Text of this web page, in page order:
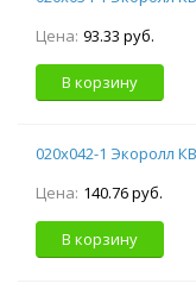
Цена: 93.33 руб.
В корзину
020х042-1 Экоролл
Цена: 140.76 руб.
В корзину